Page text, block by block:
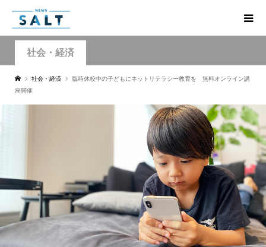
社会・経済
社会・経済
臨時休校中の子どもにネットリテラシー教育を 無料オンライン講
座開催